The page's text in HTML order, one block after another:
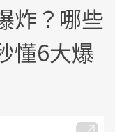
炸？哪些
懂6大爆